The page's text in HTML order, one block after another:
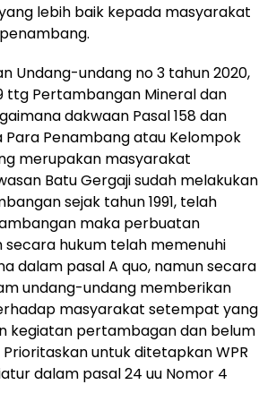
lebih baik kepada masyarakat
Undang-undang no 3 tahun 2020,
ttg Pertambangan Mineral dan
dakwaan Pasal 158 dan
Para Penambang atau Kelompok
merupakan masyarakat
Batu Gergaji sudah melakukan
sejak tahun 1991, telah
maka perbuatan
hukum telah memenuhi
dalam pasal A quo, namun secara
undang-undang memberikan
masyarakat setempat yang
kegiatan pertambagan dan belum
Prioritaskan untuk ditetapkan WPR
dalam pasal 24 uu Nomor 4